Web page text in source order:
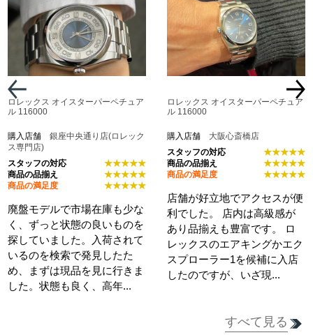
ロレックス オイスターパーペチュア
ル 116000
購入店舗銀座中央通り店(ロレック
ス専門店)
スタッフの対応
★★★★★
商品の品揃え
★★★★★
商品の満足度
★★★★★
廃盤モデルで市場在庫も少な
く、ずっと状態の良いものを
探していました。入荷されて
いるのを検索で発見したた
め、まずは現品を見に行きま
した。状態も良く、高年...
ロレックス オイスターパーペチュア
ル 116000
購入店舗 大阪心斎橋店
スタッフの対応
★★★★★
商品の品揃え
★★★★★
商品の満足度
★★★★★
店舗が好立地でアクセスが便
利でした。 店内は高級感が
あり品揃えも豊富です。 ロ
レックスのエアキングかエク
スプローラー1を候補に入店
したのですが、いざ現...
すべて見る